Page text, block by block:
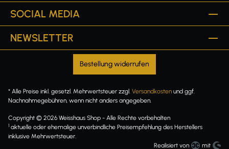
SOCIAL MEDIA
NEWSLETTER
Bestellung widerrufen
* Alle Preise inkl. gesetzl. Mehrwertsteuer zzgl. Versandkosten und ggf.
Nachnahmegebühren, wenn nicht anders angegeben.
Copyright © 2026 Weisshaus Shop - Alle Rechte vorbehalten
1 aktuelle oder ehemalige unverbindliche Preisempfehlung des Herstellers
inklusive Mehrwertsteuer.
Realisiert von
mit